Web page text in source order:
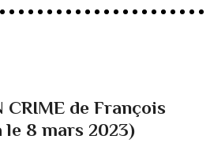
de François
le 8 mars 2023)